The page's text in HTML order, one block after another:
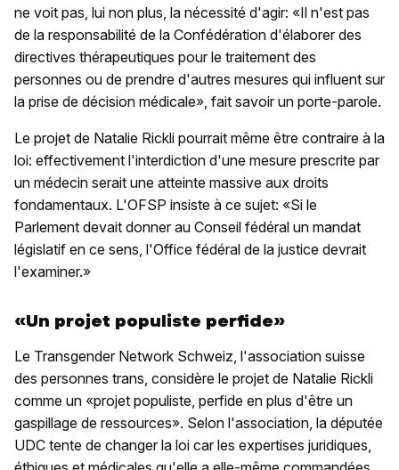
ne voit pas, lui non plus, la nécessité d'agir: «Il n'est pas
de la responsabilité de la Confédération d'élaborer des
directives thérapeutiques pour le traitement des
personnes ou de prendre d'autres mesures qui influent sur
la prise de décision médicale», fait savoir un porte-parole.
Le projet de Natalie Rickli pourrait même être contraire à la
loi: effectivement l'interdiction d'une mesure prescrite par
un médecin serait une atteinte massive aux droits
fondamentaux. L'OFSP insiste à ce sujet: «Si le
Parlement devait donner au Conseil fédéral un mandat
législatif en ce sens, l'Office fédéral de la justice devrait
l'examiner.»
«Un projet populiste perfide»
Le Transgender Network Schweiz, l'association suisse
des personnes trans, considère le projet de Natalie Rickli
comme un «projet populiste, perfide en plus d'être un
gaspillage de ressources». Selon l'association, la députée
UDC tente de changer la loi car les expertises juridiques,